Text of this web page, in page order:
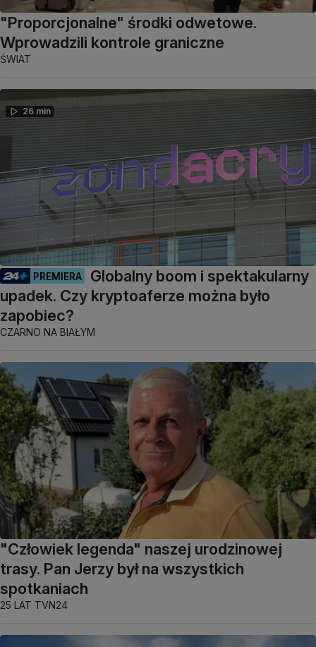
"Proporcjonalne" środki odwetowe.
Wprowadzili kontrole graniczne
ŚWIAT
26 min
PREMIERA
Globalny boom i spektakularny
upadek. Czy kryptoaferze można było
zapobiec?
CZARNO NA BIAŁYM
"Człowiek legenda" naszej urodzinowej
trasy. Pan Jerzy był na wszystkich
spotkaniach
25 LAT TVN24